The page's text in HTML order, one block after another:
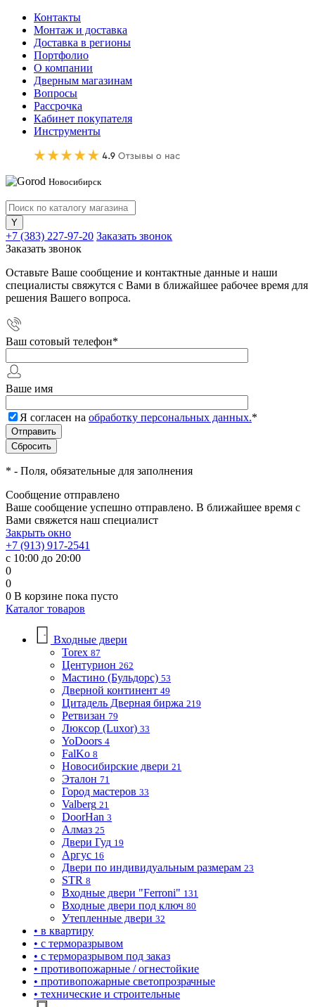
Контакты
Монтаж и доставка
Доставка в регионы
Портфолио
О компании
Дверным магазинам
Вопросы
Рассрочка
Кабинет покупателя
Инструменты
Новосибирск
+7 (383) 227-97-20 Заказать звонок
Заказать звонок
Оставьте Ваше сообщение и контактные данные и наши
специалисты свяжутся с Вами в ближайшее рабочее время для
решения Вашего вопроса.
Ваш сотовый телефон*
Ваше имя
Я согласен на обработку персональных данных.*
* - Поля, обязательные для заполнения
Сообщение отправлено
Ваше сообщение успешно отправлено. В ближайшее время с
Вами свяжется наш специалист
Закрыть окно
+7 (913) 917-2541
с 10:00 до 20:00
0
0
0 В корзине пока пусто
Каталог товаров
Входные двери
Torex 87
Центурион 262
Мастино (Бульдорс) 53
Дверной континент 49
Цитадель Дверная биржа 219
Ретвизан 79
Люксор (Luxor) 33
YoDoors 4
FalKo 8
Новосибирские двери 21
Эталон 71
Город мастеров 33
Valberg 21
DoorHan 3
Алмаз 25
Двери Гуд 19
Аргус 16
Двери по индивидуальным размерам 23
STR 8
Входные двери "Ferroni" 131
Входные двери под ключ 80
Утепленные двери 32
• в квартиру
• с терморазрывом
• с терморазрывом под заказ
• противопожарные / огнестойкие
• противопожарные светопрозрачные
• технические и строительные